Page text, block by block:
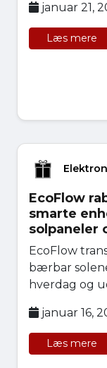
januar 21,
Læs mere
EcoFlow
smarte
solpaneler
EcoFlow
bærbar
hverdag og
januar 16,
Læs mere